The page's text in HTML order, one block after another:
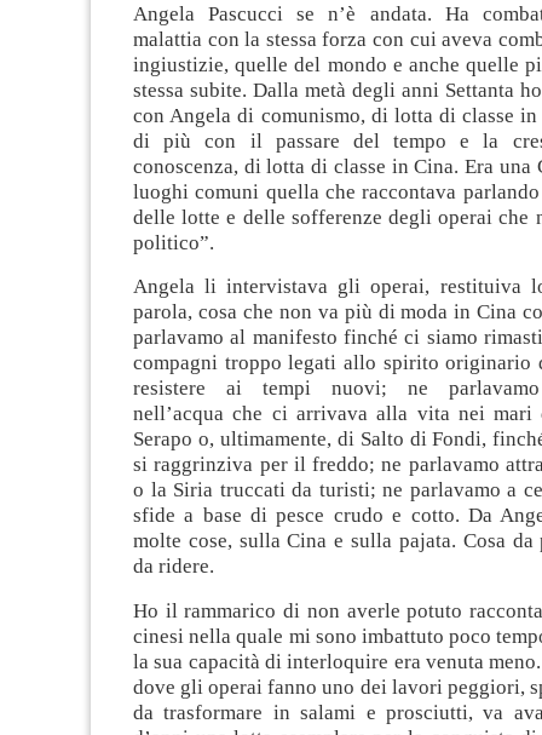
Angela Pascucci se n’è andata. Ha
malattia con la stessa forza con cui aveva
ingiustizie, quelle del mondo e anche quelle
stessa subite. Dalla metà degli anni Settanta
con Angela di comunismo, di lotta di classe
di più con il passare del tempo e la
conoscenza, di lotta di classe in Cina. Era una
luoghi comuni quella che raccontava
delle lotte e delle sofferenze degli operai che
politico”.
Angela li intervistava gli operai, restituiva
parola, cosa che non va più di moda in Cina
parlavamo al manifesto finché ci siamo
compagni troppo legati allo spirito originario
resistere ai tempi nuovi; ne parlavamo
nell’acqua che ci arrivava alla vita nei mari
Serapo o, ultimamente, di Salto di Fondi,
si raggrinziva per il freddo; ne parlavamo
o la Siria truccati da turisti; ne parlavamo a
sfide a base di pesce crudo e cotto. Da
molte cose, sulla Cina e sulla pajata. Cosa da
da ridere.
Ho il rammarico di non averle potuto
cinesi nella quale mi sono imbattuto poco
la sua capacità di interloquire era venuta
dove gli operai fanno uno dei lavori peggiori,
da trasformare in salami e prosciutti, va